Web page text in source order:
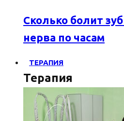
Сколько болит
нерва по часам
ТЕРАПИЯ
Терапия